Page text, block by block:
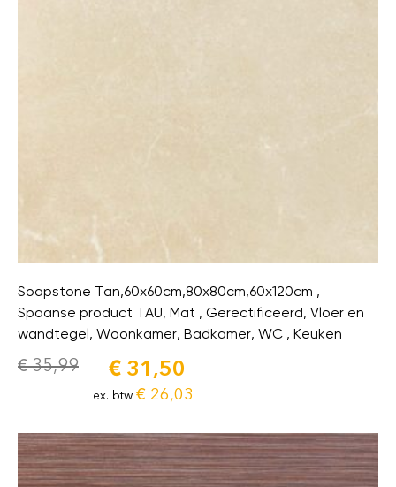
Soapstone Tan,60x60cm,80x80cm,60x120cm ,
Spaanse product TAU, Mat , Gerectificeerd, Vloer en
wandtegel, Woonkamer, Badkamer, WC , Keuken
€35,99 € 31,50
ex. btw € 26,03